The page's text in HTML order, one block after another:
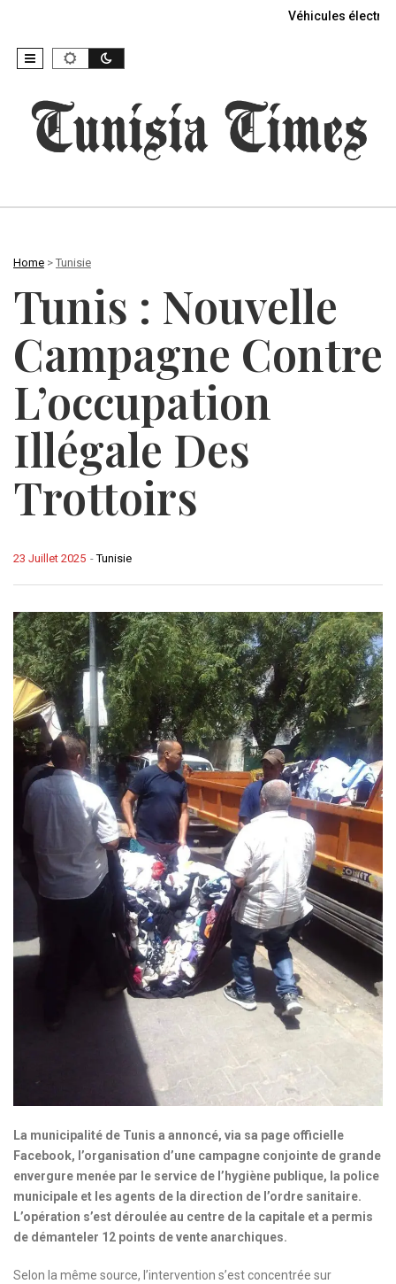
Véhicules
Home > Tunisie
Tunis : Nouvelle
Campagne Contre
L’occupation
Illégale Des
Trottoirs
-Tunisie
23 Juillet 2025
La municipalité de Tunis a annoncé, via sa page officielle
Facebook, l’organisation d’une campagne conjointe de grande
envergure menée par le service de l’hygiène publique, la police
municipale et les agents de la direction de l’ordre sanitaire.
L’opération s’est déroulée au centre de la capitale et a permis
de démanteler 12 points de vente anarchiques.
Selon la même source, l’intervention s’est concentrée sur